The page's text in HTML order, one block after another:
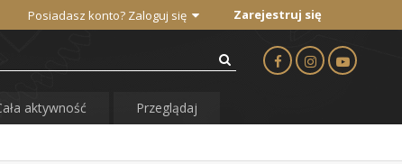
Posiadasz konto? Zaloguj się Zarejestruj się
aktywność Przeglądaj